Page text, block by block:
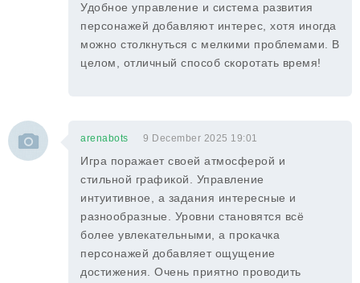
Удобное управление и система развития
персонажей добавляют интерес, хотя иногда
можно столкнуться с мелкими проблемами. В
целом, отличный способ скоротать время!
arenabots 9 December 2025 19:01
Игра поражает своей атмосферой и
стильной графикой. Управление
интуитивное, а задания интересные и
разнообразные. Уровни становятся всё
более увлекательными, а прокачка
персонажей добавляет ощущение
достижения. Очень приятно проводить